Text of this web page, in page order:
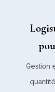
Gestion